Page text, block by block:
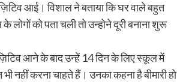
आई। विशाल ने बताया कि घर वाले बहुत
को पता चली तो उन्होने दूरी बनाना शुरू
आने के बाद उन्हें 14 दिन के लिए स्कूल में
नहीं करना चाहते हैं। उनका कहना है बीमारी हो